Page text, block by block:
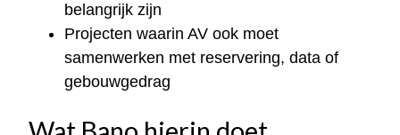
belangrijk zijn
Projecten waarin AV ook moet
samenwerken met reservering, data of
gebouwgedrag